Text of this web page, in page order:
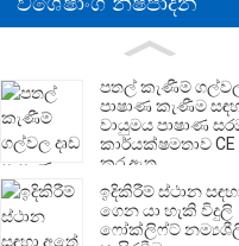
පතල් කැණීම් ගල්වල
පාෂාණ කැණීම
වායුමය පාෂාණ
කාර්යක්ෂමතාව
කර ඇත
ඉදිකිරීම් ස්ථාන
ගෙන යා හැකි විදුලි
ෆෝක්ලිෆ්ට් නම්‍යශීලී